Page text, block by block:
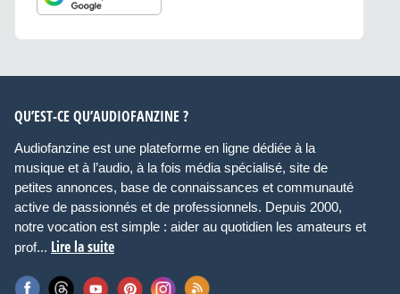
QU’EST-CE QU’AUDIOFANZINE ?
Audiofanzine est une plateforme en ligne dédiée à la
musique et à l’audio, à la fois média spécialisé, site de
petites annonces, base de connaissances et communauté
active de passionnés et de professionnels. Depuis 2000,
notre vocation est simple : aider au quotidien les amateurs et
prof... Lire la suite